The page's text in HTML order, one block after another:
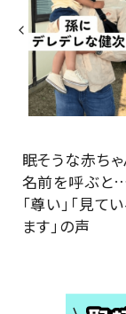
眠そうな赤ち
名前を呼ぶと…
「尊い」「見
ます」の声